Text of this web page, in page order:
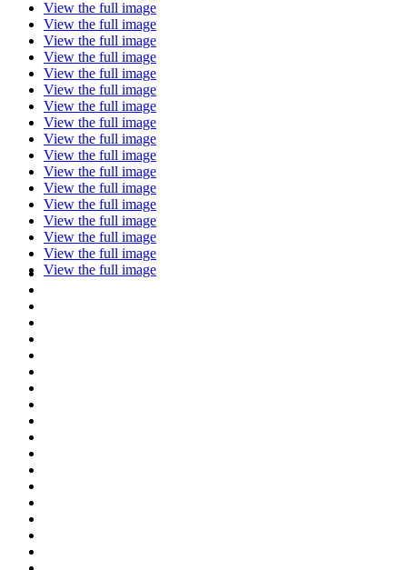
View the full image
View the full image
View the full image
View the full image
View the full image
View the full image
View the full image
View the full image
View the full image
View the full image
View the full image
View the full image
View the full image
View the full image
View the full image
View the full image
View the full image